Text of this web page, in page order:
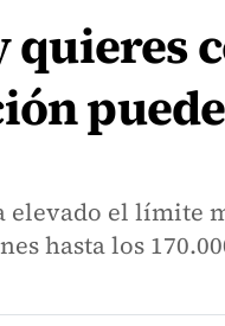
quieres
elevado el límite
hasta los